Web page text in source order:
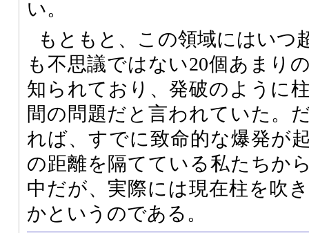
い。
もともと、この領域にはいつ
も不思議ではない20個あまり
知られており、発破のように
間の問題だと言われていた。
れば、すでに致命的な爆発が
の距離を隔てている私たちか
中だが、実際には現在柱を吹
かというのである。